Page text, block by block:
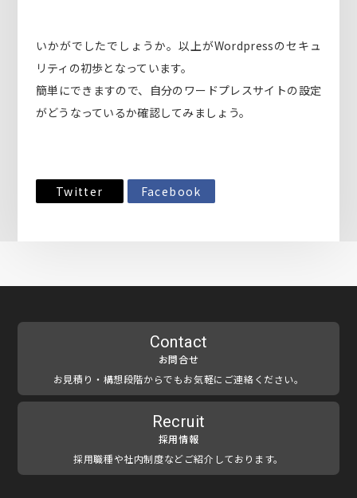
いかがでしたでしょうか。以上がWordpressのセキュ
リティの初歩となっています。
簡単にできますので、自分のワードプレスサイトの設定
がどうなっているか確認してみましょう。
Twitter Facebook
Contact
お問合せ
お見積り・構想段階からでもお気軽にご連絡ください。
Recruit
採用情報
採用職種や社内制度などご紹介しております。